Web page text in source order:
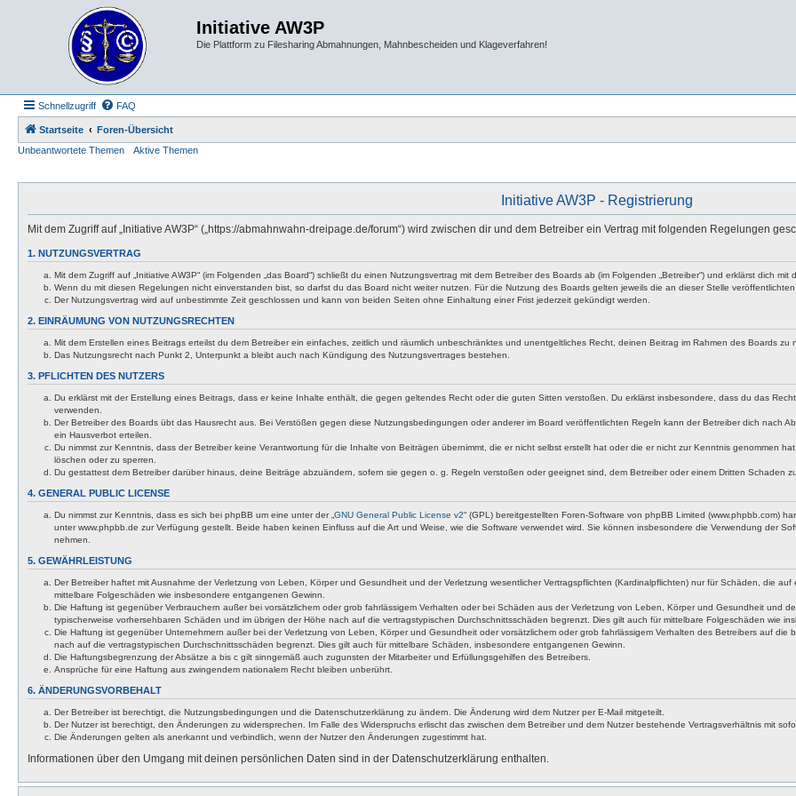
Initiative AW3P
Die Plattform zu Filesharing Abmahnungen, Mahnbescheiden und Klageverfahren!
Schnellzugriff FAQ
Startseite
Foren-Übersicht
Unbeantwortete Themen
Aktive Themen
Initiative AW3P - Registrierung
Mit dem Zugriff auf „Initiative AW3P“ („https://abmahnwahn-dreipage.de/forum“) wird zwischen dir und dem Betreiber ein Vertrag mit folgenden Regelungen
1. NUTZUNGSVERTRAG
Mit dem Zugriff auf „Initiative AW3P“ (im Folgenden „das Board“) schließt du einen Nutzungsvertrag mit dem Betreiber des Boards ab (im Folgenden „Betreiber“) und erklärst dich
Wenn du mit diesen Regelungen nicht einverstanden bist, so darfst du das Board nicht weiter nutzen. Für die Nutzung des Boards gelten jeweils die an dieser Stelle veröffentlichten
Der Nutzungsvertrag wird auf unbestimmte Zeit geschlossen und kann von beiden Seiten ohne Einhaltung einer Frist jederzeit gekündigt werden.
2. EINRÄUMUNG VON NUTZUNGSRECHTEN
Mit dem Erstellen eines Beitrags erteilst du dem Betreiber ein einfaches, zeitlich und räumlich unbeschränktes und unentgeltliches Recht, deinen Beitrag im Rahmen des Boards zu
Das Nutzungsrecht nach Punkt 2, Unterpunkt a bleibt auch nach Kündigung des Nutzungsvertrages bestehen.
3. PFLICHTEN DES NUTZERS
Du erklärst mit der Erstellung eines Beitrags, dass er keine Inhalte enthält, die gegen geltendes Recht oder die guten Sitten verstoßen. Du erklärst insbesondere, dass du das
verwenden.
Der Betreiber des Boards übt das Hausrecht aus. Bei Verstößen gegen diese Nutzungsbedingungen oder anderer im Board veröffentlichten Regeln kann der Betreiber dich nach
ein Hausverbot erteilen.
Du nimmst zur Kenntnis, dass der Betreiber keine Verantwortung für die Inhalte von Beiträgen übernimmt, die er nicht selbst erstellt hat oder die er nicht zur Kenntnis genommen
löschen oder zu sperren.
Du gestattest dem Betreiber darüber hinaus, deine Beiträge abzuändern, sofern sie gegen o. g. Regeln verstoßen oder geeignet sind, dem Betreiber oder einem Dritten Schaden
4. GENERAL PUBLIC LICENSE
Du nimmst zur Kenntnis, dass es sich bei phpBB um eine unter der „ GNU General Public License v2“ (GPL) bereitgestellten Foren-Software von phpBB Limited (www.phpbb.com)
unter www.phpbb.de zur Verfügung gestellt. Beide haben keinen Einfluss auf die Art und Weise, wie die Software verwendet wird. Sie können insbesondere die Verwendung der
nehmen.
5. GEWÄHRLEISTUNG
Der Betreiber haftet mit Ausnahme der Verletzung von Leben, Körper und Gesundheit und der Verletzung wesentlicher Vertragspflichten (Kardinalpflichten) nur für Schäden, die
mittelbare Folgeschäden wie insbesondere entgangenen Gewinn.
Die Haftung ist gegenüber Verbrauchern außer bei vorsätzlichem oder grob fahrlässigem Verhalten oder bei Schäden aus der Verletzung von Leben, Körper und Gesundheit und
typischerweise vorhersehbaren Schäden und im übrigen der Höhe nach auf die vertragstypischen Durchschnittsschäden begrenzt. Dies gilt auch für mittelbare Folgeschäden wie
Die Haftung ist gegenüber Unternehmern außer bei der Verletzung von Leben, Körper und Gesundheit oder vorsätzlichem oder grob fahrlässigem Verhalten des Betreibers auf die
nach auf die vertragstypischen Durchschnittsschäden begrenzt. Dies gilt auch für mittelbare Schäden, insbesondere entgangenen Gewinn.
Die Haftungsbegrenzung der Absätze a bis c gilt sinngemäß auch zugunsten der Mitarbeiter und Erfüllungsgehilfen des Betreibers.
Ansprüche für eine Haftung aus zwingendem nationalem Recht bleiben unberührt.
6. ÄNDERUNGSVORBEHALT
Der Betreiber ist berechtigt, die Nutzungsbedingungen und die Datenschutzerklärung zu ändern. Die Änderung wird dem Nutzer per E-Mail mitgeteilt.
Der Nutzer ist berechtigt, den Änderungen zu widersprechen. Im Falle des Widerspruchs erlischt das zwischen dem Betreiber und dem Nutzer bestehende Vertragsverhältnis mit
Die Änderungen gelten als anerkannt und verbindlich, wenn der Nutzer den Änderungen zugestimmt hat.
Informationen über den Umgang mit deinen persönlichen Daten sind in der Datenschutzerklärung enthalten.